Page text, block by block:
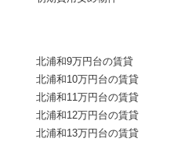
北浦和9万円台の賃貸
北浦和10万円台の賃貸
北浦和11万円台の賃貸
北浦和12万円台の賃貸
北浦和13万円台の賃貸